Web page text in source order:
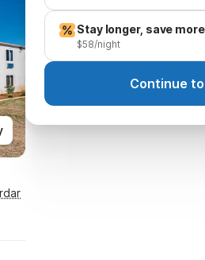
Stay longer, save more
$58/night
Continue